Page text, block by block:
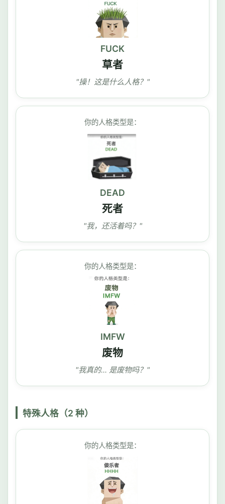
FUCK
草者
"操！这是什么人格？"
你的人格类型是：
DEAD
死者
"我，还活着吗？"
你的人格类型是：
IMFW
废物
"我真的... 是废物吗？"
特殊人格（2 种）
你的人格类型是：